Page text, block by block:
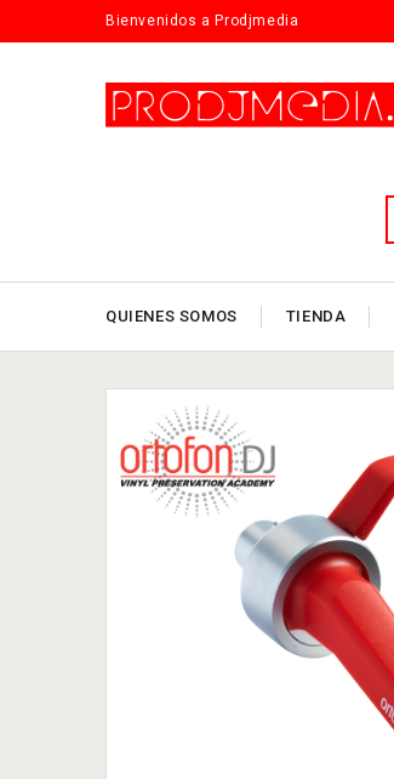
Bienvenidos a Prodjmedia
QUIENES SOMOS TIENDA